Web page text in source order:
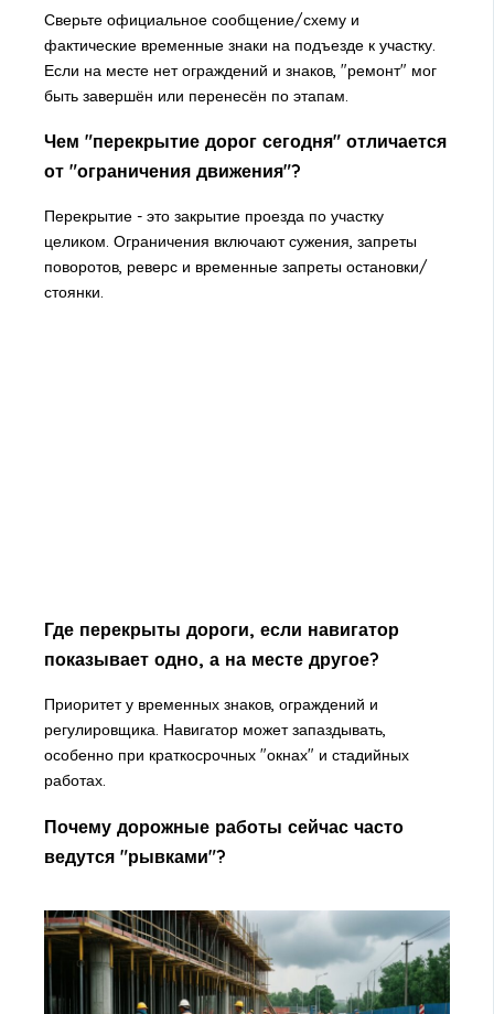
Сверьте официальное сообщение/схему и
фактические временные знаки на подъезде к участку.
Если на месте нет ограждений и знаков, "ремонт" мог
быть завершён или перенесён по этапам.
Чем "перекрытие дорог сегодня" отличается
от "ограничения движения"?
Перекрытие - это закрытие проезда по участку
целиком. Ограничения включают сужения, запреты
поворотов, реверс и временные запреты остановки/
стоянки.
Где перекрыты дороги, если навигатор
показывает одно, а на месте другое?
Приоритет у временных знаков, ограждений и
регулировщика. Навигатор может запаздывать,
особенно при краткосрочных "окнах" и стадийных
работах.
Почему дорожные работы сейчас часто
ведутся "рывками"?